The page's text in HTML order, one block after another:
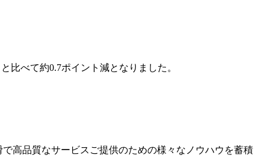
比べて約0.7ポイント減となりました。
高品質なサービスご提供のための様々なノウハウを蓄積